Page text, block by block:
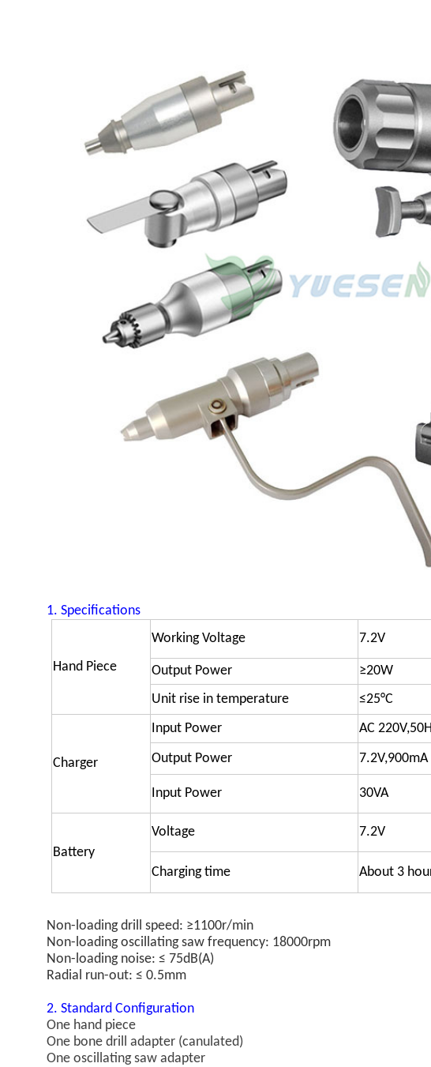
1. Specifications
Hand Piece
Working Voltage 7.2V
Output Power
≥20W
Unit rise in temperature
≤25°C
Charger
Input Power
AC
Output Power
7.2V,900mA
Input Power 30VA
Battery
Voltage 7.2V
Charging time About 3
Non-loading drill speed: ≥1100r/min
Non-loading oscillating saw frequency: 18000rpm
Non-loading noise: ≤ 75dB(A)
Radial run-out: ≤ 0.5mm
2. Standard Configuration
One hand piece
One bone drill adapter (canulated)
One oscillating saw adapter